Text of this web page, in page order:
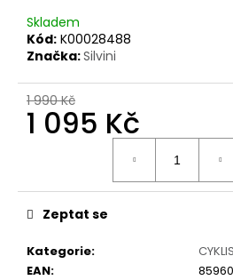
Skladem
Kód: K00028488
Značka:Silvini
1 990 Kč
1 095 Kč
Kategorie:
EAN:
Zeptat se
D
o
p
o
e
m
e